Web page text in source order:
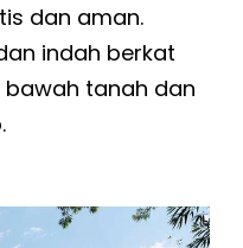
dan aman.
indah berkat
tanah dan